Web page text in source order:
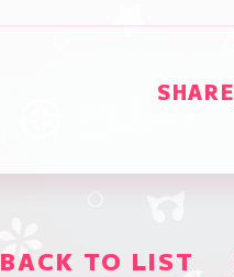
SHARE
BACK TO LIST